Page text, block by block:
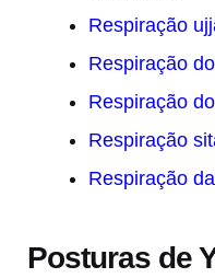
Respiração
Respiração
Respiração
Respiração
Respiração
Posturas de